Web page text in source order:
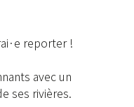
reporter !
avec un
ses rivières.